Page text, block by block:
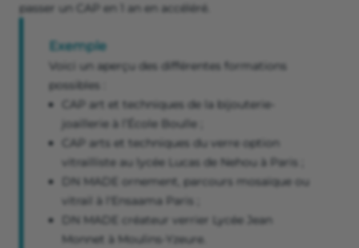
passer un CAP en 1 an en accéléré.
Exemple
Voici un aperçu des différentes formations
possibles :
CAP art et techniques de la bijouterie-
joaillerie à l’École Boulle ;
CAP arts et techniques du verre option
vitrailliste au lycée Lucas de Nehou à Paris ;
DN MADE ornement, parcours mosaïque ou
vitrail à l'Ensaama Paris ;
DN MADE créateur verrier Lycée Jean
Monnet à Moulins-Yzeure.